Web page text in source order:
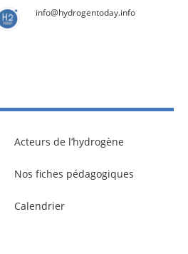
info@hydrogentoday.info
Acteurs de l’hydrogène
Nos fiches pédagogiques
Calendrier